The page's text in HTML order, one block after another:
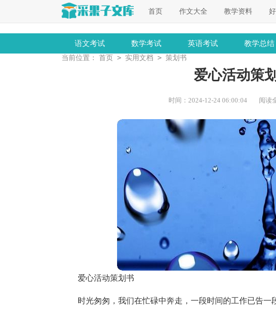
首页 作文大全 教学资料
语文考试 数学考试 英语考试 教学总结
当前位置： 首页 > 实用文档 > 策划书
爱心活动策
时间：2024-12-24 06:00:04 阅读
爱心活动策划书
时光匆匆，我们在忙碌中奔走，一段时间的工作已告